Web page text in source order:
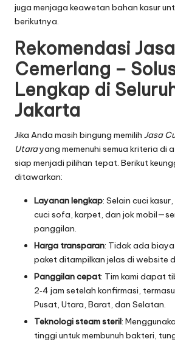
juga menjaga keawetan bahan kasur
berikutnya.
Rekomendasi
Cemerlang –
Lengkap di
Jakarta
Jika Anda masih bingung memilih Jasa
Utarayang memenuhi semua kriteria di
siap menjadi pilihan tepat. Berikut
ditawarkan:
Layanan lengkap: Selain cuci
cuci sofa, karpet, dan jok
panggilan.
Harga transparan: Tidak ada
paket ditampilkan jelas di website
Panggilan cepat: Tim kami dapat
2‑4 jam setelah konfirmasi,
Pusat, Utara, Barat, dan Selatan.
Teknologi steam steril:
tinggi untuk membunuh bakteri,